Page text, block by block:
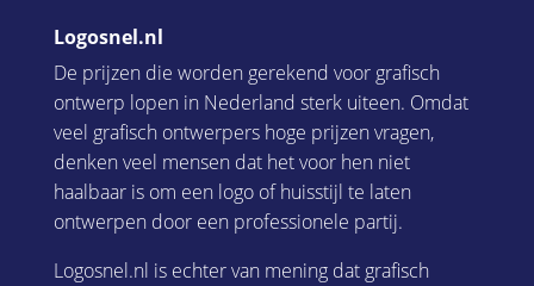
Logosnel.nl
De prijzen die worden gerekend voor grafisch
ontwerp lopen in Nederland sterk uiteen. Omdat
veel grafisch ontwerpers hoge prijzen vragen,
denken veel mensen dat het voor hen niet
haalbaar is om een logo of huisstijl te laten
ontwerpen door een professionele partij.
Logosnel.nl is echter van mening dat grafisch